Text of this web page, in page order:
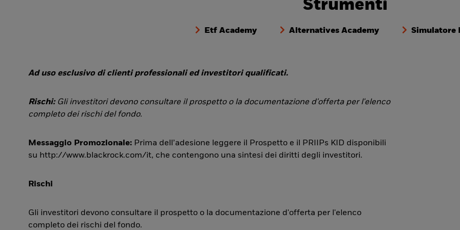
Strumenti
Etf Academy Alternatives Academy Simulatore
Ad uso esclusivo di clienti professionali ed investitori qualificati.
Rischi: Gli investitori devono consultare il prospetto o la documentazione d'offerta per l'elenco
completo dei rischi del fondo.
Messaggio Promozionale: Prima dell’adesione leggere il Prospetto e il PRIIPs KID disponibili
su http://www.blackrock.com/it, che contengono una sintesi dei diritti degli investitori.
Rischi
Gli investitori devono consultare il prospetto o la documentazione d'offerta per l'elenco
completo dei rischi del fondo.